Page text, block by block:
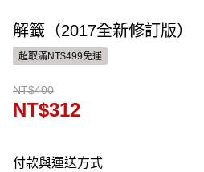
解籤（2017全新修訂版）
超取滿NT$499免運
NT$400
NT$312
付款與運送方式